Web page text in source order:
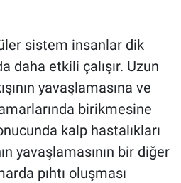
sistem insanlar dik
daha etkili çalışır. Uzun
yavaşlamasına ve
birikmesine
kalp hastalıkları
yavaşlamasının bir diğer
pıhtı oluşması